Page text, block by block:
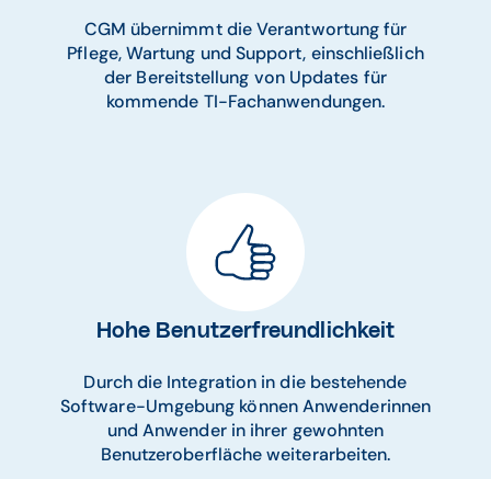
CGM übernimmt die Verantwortung für
Pflege, Wartung und Support, einschließlich
der Bereitstellung von Updates für
kommende TI-Fachanwendungen.
Hohe Benutzerfreundlichkeit
Durch die Integration in die bestehende
Software-Umgebung können Anwenderinnen
und Anwender in ihrer gewohnten
Benutzeroberfläche weiterarbeiten.